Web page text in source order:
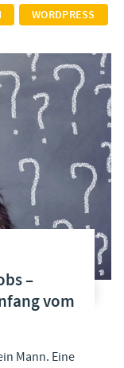
WORDPRESS
–
vom
Mann. Eine